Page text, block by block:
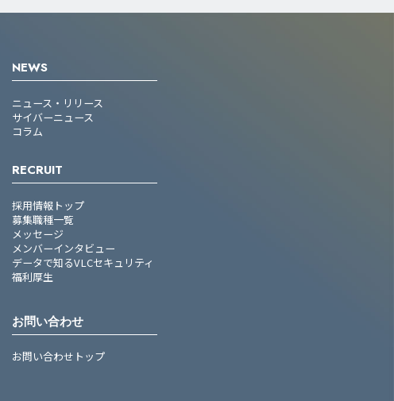
NEWS
ニュース・リリース
サイバーニュース
コラム
RECRUIT
採用情報トップ
募集職種一覧
メッセージ
メンバーインタビュー
データで知るVLCセキュリティ
福利厚生
お問い合わせ
お問い合わせトップ